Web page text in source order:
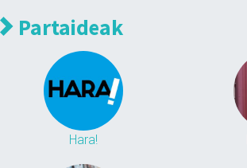
Partaideak
Hara!